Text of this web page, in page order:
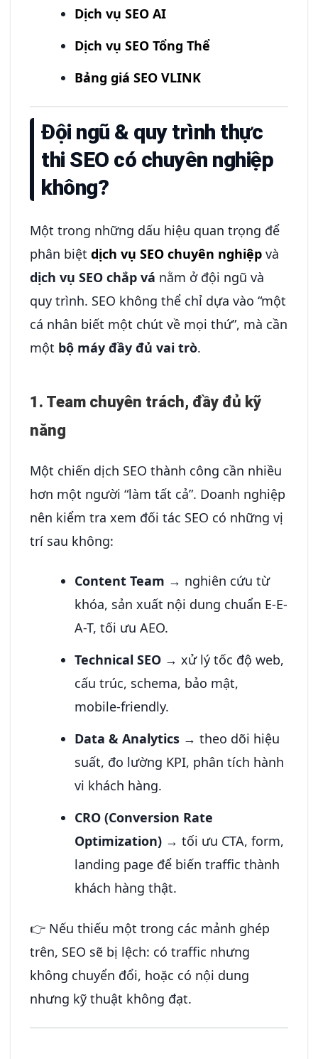
Dịch vụ SEO AI
Dịch vụ SEO Tổng Thể
Bảng giá SEO VLINK
Đội ngũ & quy trình thực
thi SEO có chuyên nghiệp
không?
Một trong những dấu hiệu quan trọng để
phân biệt dịch vụ SEO chuyên nghiệp và
dịch vụ SEO chắp vá nằm ở đội ngũ và
quy trình. SEO không thể chỉ dựa vào “một
cá nhân biết một chút về mọi thứ”, mà cần
một bộ máy đầy đủ vai trò.
1. Team chuyên trách, đầy đủ kỹ
năng
Một chiến dịch SEO thành công cần nhiều
hơn một người “làm tất cả”. Doanh nghiệp
nên kiểm tra xem đối tác SEO có những vị
trí sau không:
Content Team → nghiên cứu từ
khóa, sản xuất nội dung chuẩn E-E-
A-T, tối ưu AEO.
Technical SEO → xử lý tốc độ web,
cấu trúc, schema, bảo mật,
mobile-friendly.
Data & Analytics → theo dõi hiệu
suất, đo lường KPI, phân tích hành
vi khách hàng.
CRO (Conversion Rate
Optimization) → tối ưu CTA, form,
landing page để biến traffic thành
khách hàng thật.
👉 Nếu thiếu một trong các mảnh ghép
trên, SEO sẽ bị lệch: có traffic nhưng
không chuyển đổi, hoặc có nội dung
nhưng kỹ thuật không đạt.